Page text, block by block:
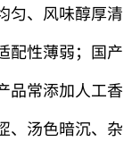
匀、风味醇厚清
配性薄弱；国产
品常添加人工香
、汤色暗沉、杂